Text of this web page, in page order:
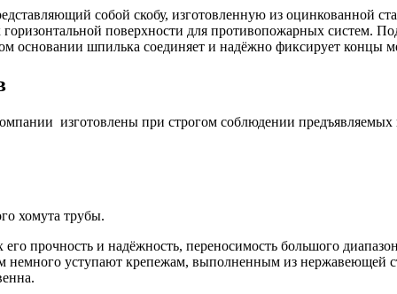
собой скобу, изготовленную из оцинкованной
поверхности для противопожарных систем.
основании шпилька соединяет и надёжно фиксирует концы
изготовлены при строгом соблюдении
хомута трубы.
прочность и надёжность, переносимость большого
немного уступают крепежам, выполненным из